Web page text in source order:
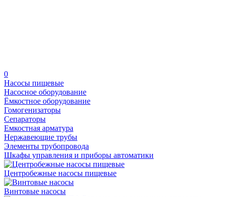
0
Насосы пищевые
Насосное оборудование
Ёмкостное оборудование
Гомогенизаторы
Сепараторы
Емкостная арматура
Нержавеющие трубы
Элементы трубопровода
Шкафы управления и приборы автоматики
Центробежные насосы пищевые
Винтовые насосы